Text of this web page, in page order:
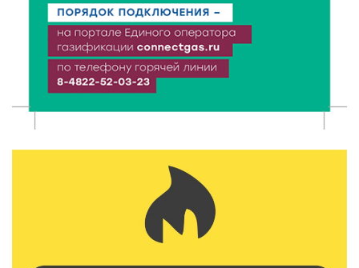
6 Авг 2026 16:02 113
Объем выдачи ипотеки в России вырос на 38%
6 Авг 2026 16:01 152
Калининские футболисты представят Тверскую
спорта»
353
Голубев проверил школы и детсады Зубцова к 1